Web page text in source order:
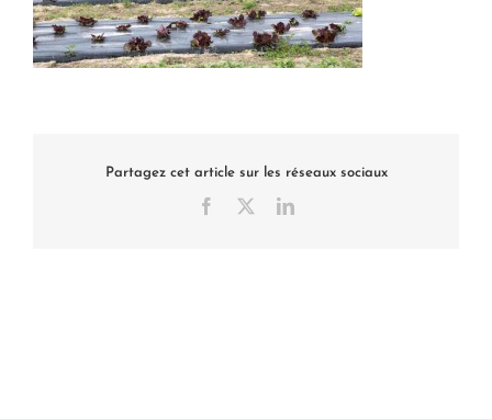
Partagez cet article sur les réseaux sociaux
Facebook LinkedIn